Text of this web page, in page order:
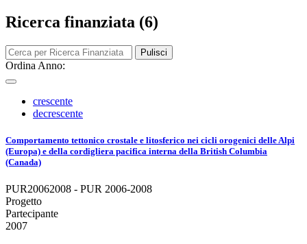
Ricerca finanziata (6)
Pulisci
Ordina Anno:
crescente
decrescente
Comportamento tettonico crostale e litosferico nei cicli orogenici delle Alpi
(Europa) e della cordigliera pacifica interna della British Columbia
(Canada)
PUR20062008 - PUR 2006-2008
Progetto
Partecipante
2007